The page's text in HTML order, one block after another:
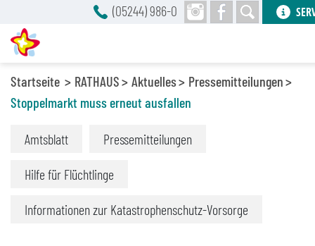
Startseite RATHAUS Aktuelles
Pressemitteilungen
Stoppelmarkt muss erneut ausfallen
Amtsblatt Pressemitteilungen
Hilfe für Flüchtlinge
Informationen zur Katastrophenschutz-Vorsorge
(05244) 986-0